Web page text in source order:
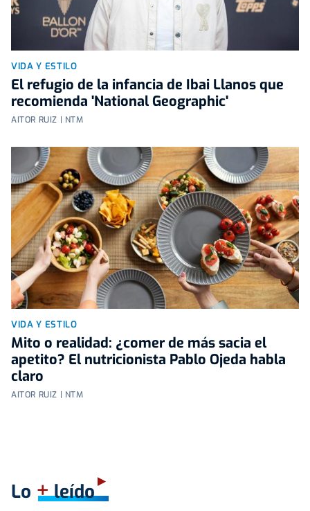
VIDA Y ESTILO
El refugio de la infancia de Ibai Llanos que
recomienda 'National Geographic'
AITOR RUIZ | NTM
VIDA Y ESTILO
Mito o realidad: ¿comer de más sacia el
apetito? El nutricionista Pablo Ojeda habla
claro
AITOR RUIZ | NTM
Lo +leído